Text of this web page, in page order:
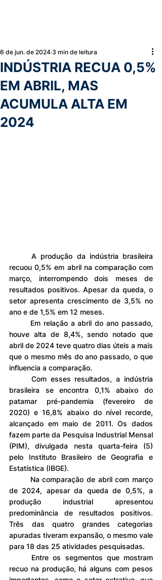
INDÚSTRIA RECUA 0,5%
EM ABRIL, MAS
ACUMULA ALTA EM
2024
6 de jun. de 2024 3 min de leitura
	A produção da indústria brasileira
recuou 0,5% em abril na comparação com
março, interrompendo dois meses de
resultados positivos. Apesar da queda, o
setor apresenta crescimento de 3,5% no
ano e de 1,5% em 12 meses.
houve alta de 8,4%, sendo notado que
abril de 2024 teve quatro dias úteis a mais
que o mesmo mês do ano passado, o que
influencia a comparação.
brasileira se encontra 0,1% abaixo do
patamar pré-pandemia (fevereiro de
2020) e 16,8% abaixo do nível recorde,
alcançado em maio de 2011. Os dados
fazem parte da Pesquisa Industrial Mensal
(PIM), divulgada nesta quarta-feira (5)
pelo Instituto Brasileiro de Geografia e
Estatística (IBGE).
de 2024, apesar da queda de 0,5%, a
produção industrial apresentou
predominância de resultados positivos.
Três das quatro grandes categorias
apuradas tiveram expansão, o mesmo vale
para 18 das 25 atividades pesquisadas.
recuo na produção, há alguns com pesos